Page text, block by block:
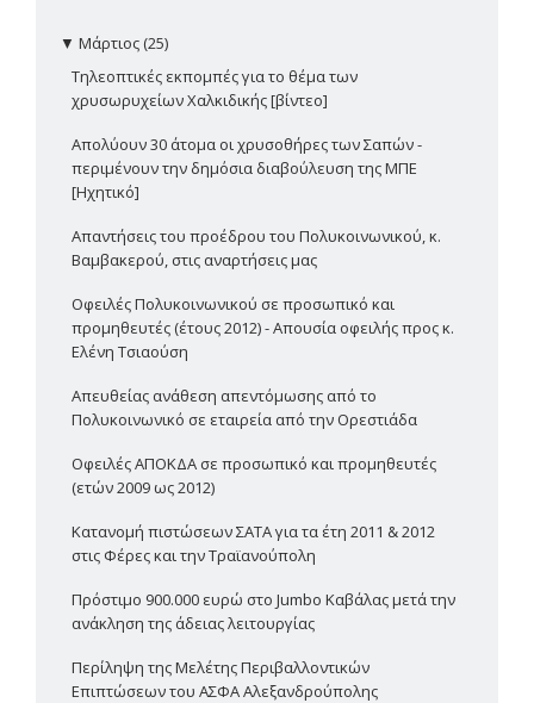
▼ Μάρτιος (25)
Τηλεοπτικές εκπομπές για το θέμα των
χρυσωρυχείων Χαλκιδικής [βίντεο]
Απολύουν 30 άτομα οι χρυσοθήρες των Σαπών -
περιμένουν την δημόσια διαβούλευση της ΜΠΕ
[Ηχητικό]
Απαντήσεις του προέδρου του Πολυκοινωνικού, κ.
Βαμβακερού, στις αναρτήσεις μας
Οφειλές Πολυκοινωνικού σε προσωπικό και
προμηθευτές (έτους 2012) - Απουσία οφειλής προς κ.
Ελένη Τσιαούση
Απευθείας ανάθεση απεντόμωσης από το
Πολυκοινωνικό σε εταιρεία από την Ορεστιάδα
Οφειλές ΑΠΟΚΔΑ σε προσωπικό και προμηθευτές
(ετών 2009 ως 2012)
Κατανομή πιστώσεων ΣΑΤΑ για τα έτη 2011 & 2012
στις Φέρες και την Τραϊανούπολη
Πρόστιμο 900.000 ευρώ στο Jumbo Καβάλας μετά την
ανάκληση της άδειας λειτουργίας
Περίληψη της Μελέτης Περιβαλλοντικών
Επιπτώσεων του ΑΣΦΑ Αλεξανδρούπολης